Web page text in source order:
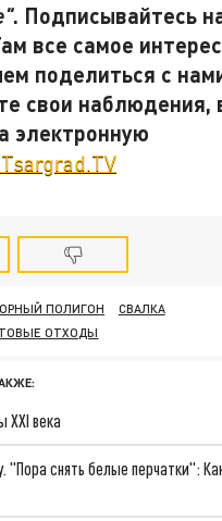
. Подписывайтесь
все самое
поделиться с
свои наблюдения,
электронную
ПОЛИГОН
СВАЛКА
ОТХОДЫ
XXI века
"Пора снять белые перчатки":